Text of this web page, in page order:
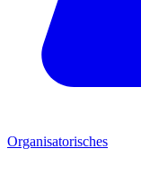
Organisatorisches